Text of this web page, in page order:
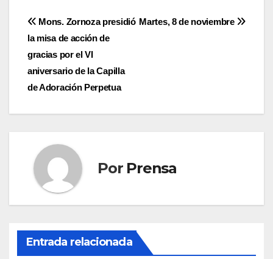
Navegación
de
entradas
Martes, 8 de noviembre
Mons. Zornoza presidió
la misa de acción de
gracias por el VI
aniversario de la Capilla
de Adoración Perpetua
Por Prensa
Entrada relacionada